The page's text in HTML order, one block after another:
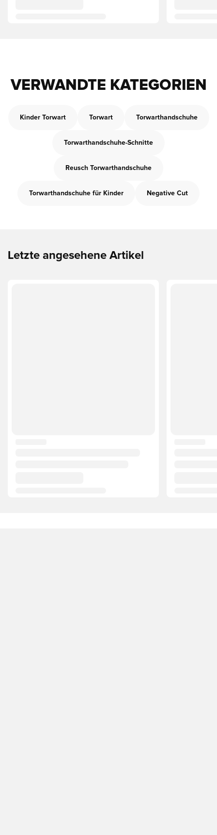
VERWANDTE KATEGORIEN
Kinder Torwart Torwart Torwarthandschuhe
Torwarthandschuhe-Schnitte
Reusch Torwarthandschuhe
Torwarthandschuhe für Kinder Negative Cut
Letzte angesehene Artikel